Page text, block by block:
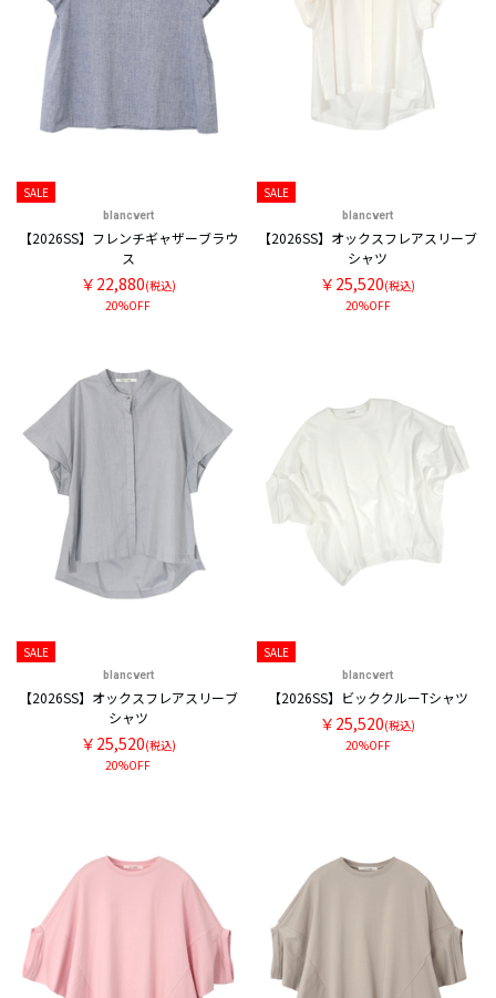
SALE
blancvert
【2026SS】フレンチギャザーブラウ
ス
￥22,880(税込)
20%OFF
SALE
blancvert
【2026SS】オックスフレアスリーブ
シャツ
￥25,520(税込)
20%OFF
SALE
blancvert
【2026SS】オックスフレアスリーブ
シャツ
￥25,520(税込)
20%OFF
SALE
blancvert
【2026SS】ビッククルーTシャツ
￥25,520(税込)
20%OFF